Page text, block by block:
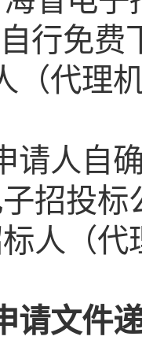
行免费
（代理
请人自
招投标
人（
请文件